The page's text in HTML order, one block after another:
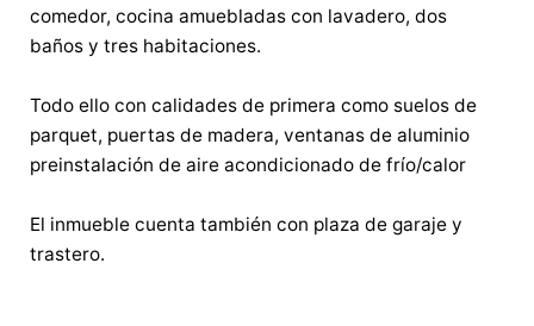
comedor, cocina amuebladas con lavadero, dos
baños y tres habitaciones.
Todo ello con calidades de primera como suelos de
parquet, puertas de madera, ventanas de aluminio
preinstalación de aire acondicionado de frío/calor
El inmueble cuenta también con plaza de garaje y
trastero.